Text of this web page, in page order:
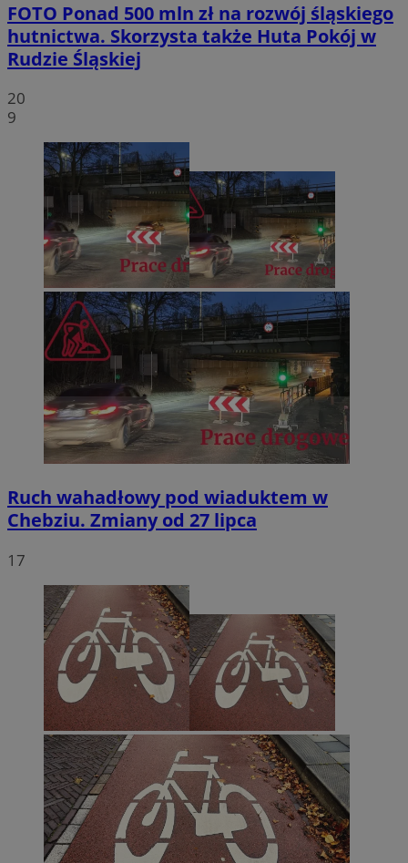
FOTO Ponad 500 mln zł na rozwój śląskiego
hutnictwa. Skorzysta także Huta Pokój w
Rudzie Śląskiej
20
9
Ruch wahadłowy pod wiaduktem w
Chebziu. Zmiany od 27 lipca
17